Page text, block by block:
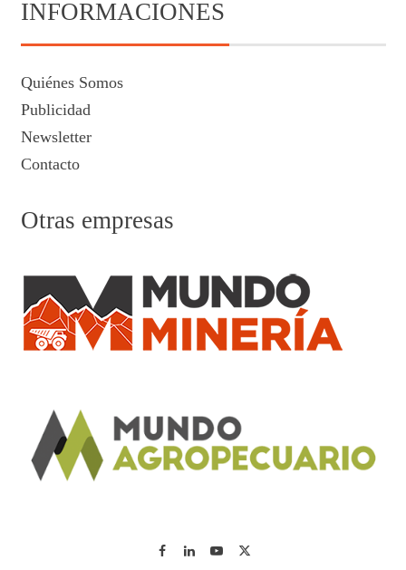
INFORMACIONES
Quiénes Somos
Publicidad
Newsletter
Contacto
Otras empresas